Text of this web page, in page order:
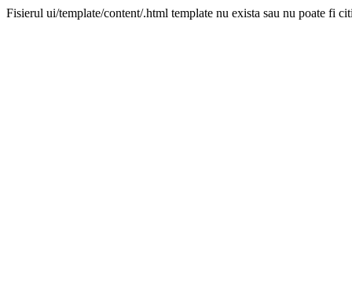
Fisierul ui/template/content/.html template nu exista sau nu poate fi